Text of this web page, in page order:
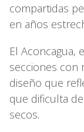
compartidas
en años
El Aconcagua,
secciones con
diseño que
que dificulta
secos.